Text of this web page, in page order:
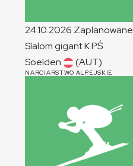
24.10.2026 Zaplanowane
Slalom gigantKPŚ
Soelden
(AUT)
NARCIARSTWO ALPEJSKIE